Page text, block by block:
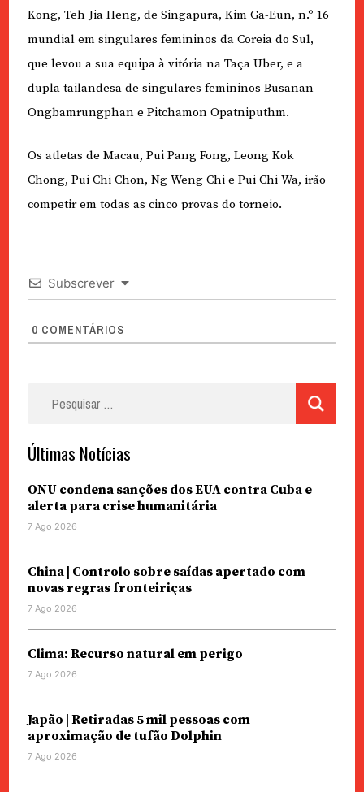
Kong, Teh Jia Heng, de Singapura, Kim Ga-Eun, n.º 16
mundial em singulares femininos da Coreia do Sul,
que levou a sua equipa à vitória na Taça Uber, e a
dupla tailandesa de singulares femininos Busanan
Ongbamrungphan e Pitchamon Opatniputhm.
Os atletas de Macau, Pui Pang Fong, Leong Kok
Chong, Pui Chi Chon, Ng Weng Chi e Pui Chi Wa, irão
competir em todas as cinco provas do torneio.
Subscrever
0 COMENTÁRIOS
Últimas Notícias
ONU condena sanções dos EUA contra Cuba e
alerta para crise humanitária
7 Ago 2026
China | Controlo sobre saídas apertado com
novas regras fronteiriças
7 Ago 2026
Clima: Recurso natural em perigo
7 Ago 2026
Japão | Retiradas 5 mil pessoas com
aproximação de tufão Dolphin
7 Ago 2026